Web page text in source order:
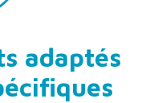
adaptés